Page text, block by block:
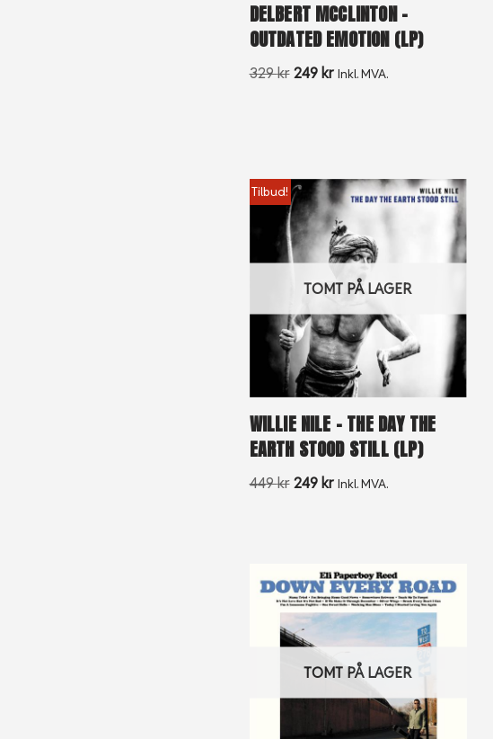
DELBERT MCCLINTON –
OUTDATED EMOTION (LP)
329kr 249kr Inkl. MVA.
TOMT PÅ LAGER
Tilbud!
WILLIE NILE – THE DAY THE
EARTH STOOD STILL (LP)
449kr 249 kr Inkl. MVA.
TOMT PÅ LAGER